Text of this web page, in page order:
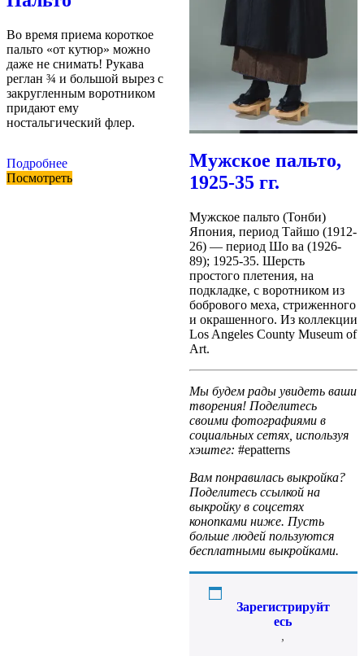
Во время приема короткое
пальто «от кутюр» можно
даже не снимать! Рукава
реглан ¾ и большой вырез с
закругленным воротником
придают ему
ностальгический флер.
Подробнее
Посмотреть
Мужское пальто,
1925-35 гг.
Мужское пальто (Тонби)
Япония, период Тайшо (1912-
26) — период Шо ва (1926-
89); 1925-35. Шерсть
простого плетения, на
подкладке, с воротником из
бобрового меха, стриженного
и окрашенного. Из коллекции
Los Angeles County Museum of
Art.
Мы будем рады увидеть ваши
творения! Поделитесь
своими фотографиями в
социальных сетях, используя
хэштег: #epatterns
Вам понравилась выкройка?
Поделитесь ссылкой на
выкройку в соцсетях
конопками ниже. Пусть
больше людей пользуются
бесплатными выкройками.
Зарегистрируйт
есь
,